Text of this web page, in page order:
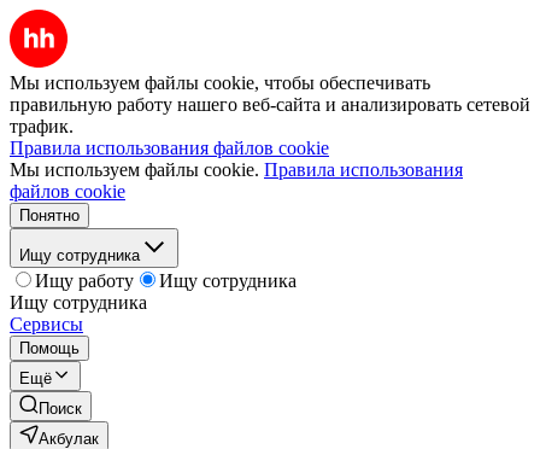
Мы используем файлы cookie, чтобы обеспечивать
правильную работу нашего веб-сайта и анализировать сетевой
трафик.
Правила использования файлов cookie
Мы используем файлы cookie. Правила использования
файлов cookie
Понятно
Ищу сотрудника
Ищу работу
Ищу сотрудника
Ищу сотрудника
Сервисы
Помощь
Ещё
Поиск
Акбулак